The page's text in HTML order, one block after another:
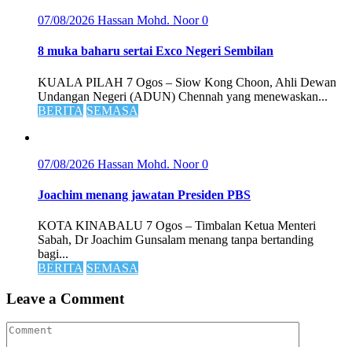
07/08/2026 Hassan Mohd. Noor0
8 muka baharu sertai Exco Negeri Sembilan
KUALA PILAH 7 Ogos – Siow Kong Choon, Ahli Dewan
Undangan Negeri (ADUN) Chennah yang menewaskan...
BERITA SEMASA
07/08/2026 Hassan Mohd. Noor0
Joachim menang jawatan Presiden PBS
KOTA KINABALU 7 Ogos – Timbalan Ketua Menteri
Sabah, Dr Joachim Gunsalam menang tanpa bertanding
bagi...
BERITA SEMASA
Leave a Comment